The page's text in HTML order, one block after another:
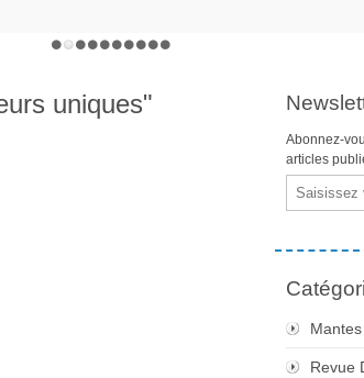
uniques"
Abonnez-
articles
Email
Revue